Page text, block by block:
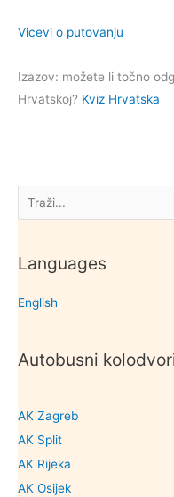
Pretraga
Languages
English
Autobusni
AK Zagreb
AK Split
AK Rijeka
AK Osijek
Vicevi o putovanju
Izazov: možete li točno
Hrvatskoj? Kviz Hrvatska